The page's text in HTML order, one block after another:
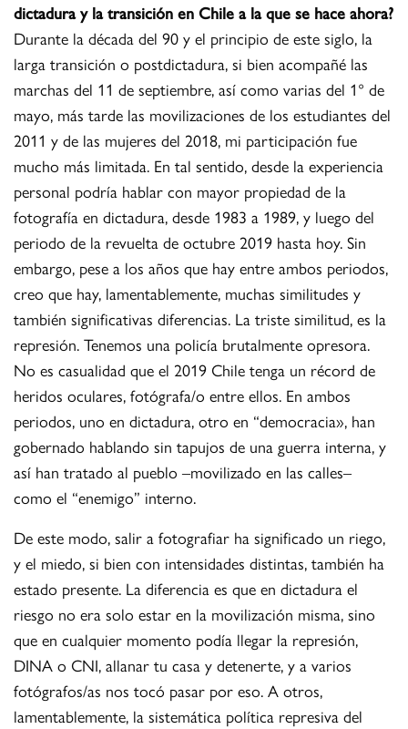
dictadura y la transición en Chile a la que se hace ahora?
Durante la década del 90 y el principio de este siglo, la
larga transición o postdictadura, si bien acompañé las
marchas del 11 de septiembre, así como varias del 1° de
mayo, más tarde las movilizaciones de los estudiantes del
2011 y de las mujeres del 2018, mi participación fue
mucho más limitada. En tal sentido, desde la experiencia
personal podría hablar con mayor propiedad de la
fotografía en dictadura, desde 1983 a 1989, y luego del
periodo de la revuelta de octubre 2019 hasta hoy. Sin
embargo, pese a los años que hay entre ambos periodos,
creo que hay, lamentablemente, muchas similitudes y
también significativas diferencias. La triste similitud, es la
represión. Tenemos una policía brutalmente opresora.
No es casualidad que el 2019 Chile tenga un récord de
heridos oculares, fotógrafa/o entre ellos. En ambos
periodos, uno en dictadura, otro en “democracia», han
gobernado hablando sin tapujos de una guerra interna, y
así han tratado al pueblo –movilizado en las calles–
como el “enemigo” interno.
De este modo, salir a fotografiar ha significado un riego,
y el miedo, si bien con intensidades distintas, también ha
estado presente. La diferencia es que en dictadura el
riesgo no era solo estar en la movilización misma, sino
que en cualquier momento podía llegar la represión,
DINA o CNI, allanar tu casa y detenerte, y a varios
fotógrafos/as nos tocó pasar por eso. A otros,
lamentablemente, la sistemática política represiva del